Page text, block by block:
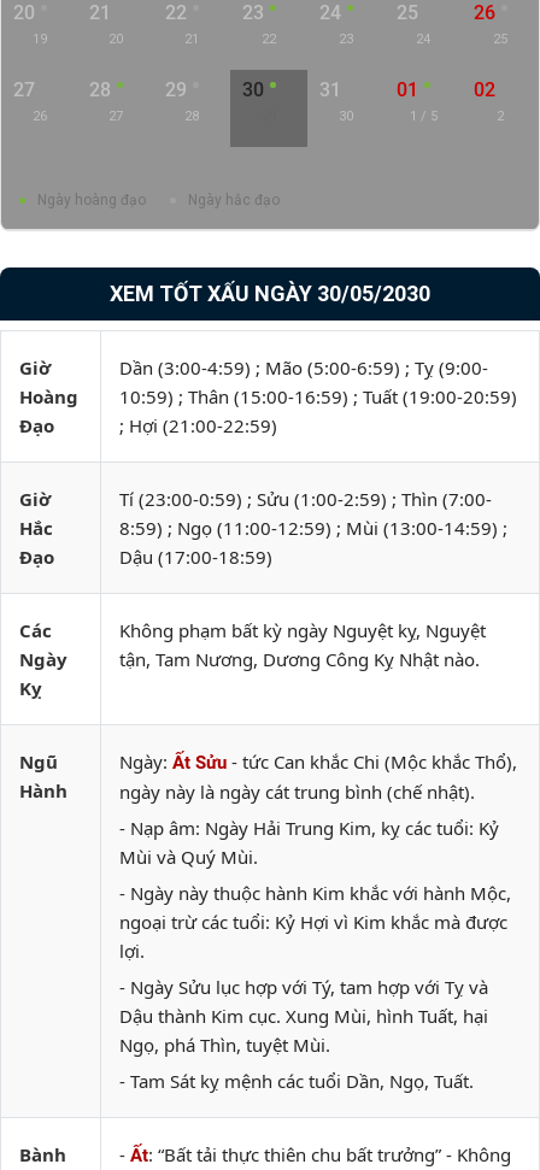
20
19
21
20
22
21
23
22
24
23
25
24
26
25
27
26
28
27
29
28
30 31
30
01
1 / 5
02
2
Ngày hoàng đạo Ngày hắc đạo
XEM TỐT XẤU NGÀY 30/05/2030
Giờ
Hoàng
Đạo
Dần (3:00-4:59) ; Mão (5:00-6:59) ; Tỵ (9:00-
10:59) ; Thân (15:00-16:59) ; Tuất (19:00-20:59)
; Hợi (21:00-22:59)
Giờ
Hắc
Đạo
Tí (23:00-0:59) ; Sửu (1:00-2:59) ; Thìn (7:00-
8:59) ; Ngọ (11:00-12:59) ; Mùi (13:00-14:59) ;
Dậu (17:00-18:59)
Các
Ngày
Kỵ
Không phạm bất kỳ ngày Nguyệt kỵ, Nguyệt
tận, Tam Nương, Dương Công Kỵ Nhật nào.
Ngũ
Hành
Ngày: Ất Sửu - tức Can khắc Chi (Mộc khắc Thổ),
ngày này là ngày cát trung bình (chế nhật).
- Nạp âm: Ngày Hải Trung Kim, kỵ các tuổi: Kỷ
Mùi và Quý Mùi.
- Ngày này thuộc hành Kim khắc với hành Mộc,
ngoại trừ các tuổi: Kỷ Hợi vì Kim khắc mà được
lợi.
- Ngày Sửu lục hợp với Tý, tam hợp với Tỵ và
Dậu thành Kim cục. Xung Mùi, hình Tuất, hại
Ngọ, phá Thìn, tuyệt Mùi.
- Tam Sát kỵ mệnh các tuổi Dần, Ngọ, Tuất.
Bành
- Ất: “Bất tải thực thiên chu bất trưởng” - Không